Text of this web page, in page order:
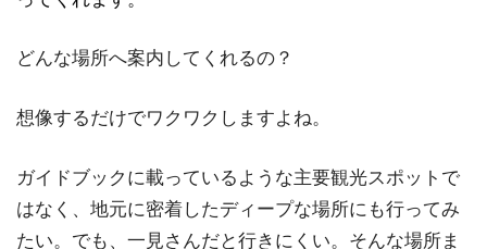
どんな場所へ案内してくれるの？
想像するだけでワクワクしますよね。
ガイドブックに載っているような主要観光スポットで
はなく、地元に密着したディープな場所にも行ってみ
たい。でも、一見さんだと行きにくい。そんな場所ま